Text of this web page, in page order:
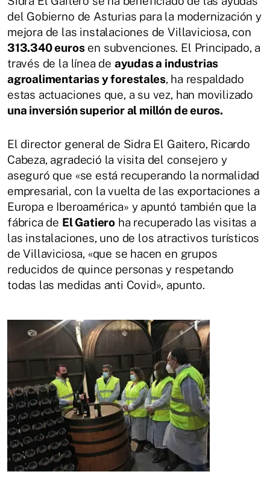
del Gobierno de Asturias para la modernización y
mejora de las instalaciones de Villaviciosa, con
313.340 eurosen subvenciones. El Principado, a
través de la línea de ayudas a industrias
agroalimentarias y forestales, ha respaldado
estas actuaciones que, a su vez, han movilizado
una inversión superior al millón de euros.
El director general de Sidra El Gaitero, Ricardo
Cabeza, agradeció la visita del consejero y
aseguró que «se está recuperando la normalidad
empresarial, con la vuelta de las exportaciones a
Europa e Iberoamérica» y apuntó también que la
fábrica de El Gatiero ha recuperado las visitas a
las instalaciones, uno de los atractivos turísticos
de Villaviciosa, «que se hacen en grupos
reducidos de quince personas y respetando
todas las medidas anti Covid», apunto.